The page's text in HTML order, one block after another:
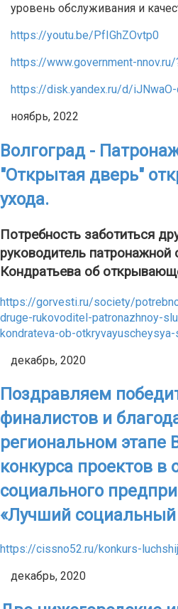
уровень обслуживания и
https://youtu.be/PfIGhZOvtp0
https://www.government-
https://disk.yandex.ru/d/
ноябрь, 2022
Волгоград -
"Открытая дверь"
ухода.
Потребность заботиться
руководитель
Кондратьева об
https://gorvesti.ru/society/
druge-rukovoditel-patronazhnoy-
kondrateva-ob-
декабрь, 2020
Поздравляем
финалистов и
региональном этапе
конкурса проектов в
социального
«Лучший социальный
https://cissno52.ru/konkurs-
декабрь, 2020